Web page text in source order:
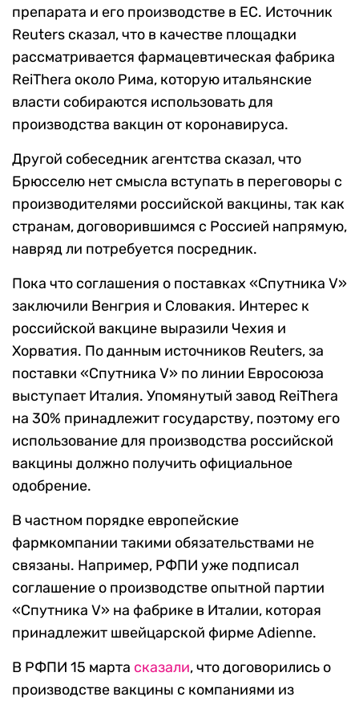
препарата и его производстве в ЕС. Источник
Reuters сказал, что в качестве площадки
рассматривается фармацевтическая фабрика
ReiThera около Рима, которую итальянские
власти собираются использовать для
производства вакцин от коронавируса.
Другой собеседник агентства сказал, что
Брюсселю нет смысла вступать в переговоры с
производителями российской вакцины, так как
странам, договорившимся с Россией напрямую,
навряд ли потребуется посредник.
Пока что соглашения о поставках «Спутника V»
заключили Венгрия и Словакия. Интерес к
российской вакцине выразили Чехия и
Хорватия. По данным источников Reuters, за
поставки «Спутника V» по линии Евросоюза
выступает Италия. Упомянутый завод ReiThera
на 30% принадлежит государству, поэтому его
использование для производства российской
вакцины должно получить официальное
одобрение.
В частном порядке европейские
фармкомпании такими обязательствами не
связаны. Например, РФПИ уже подписал
соглашение о производстве опытной партии
«Спутника V» на фабрике в Италии, которая
принадлежит швейцарской фирме Adienne.
В РФПИ 15 марта сказали, что договорились о
производстве вакцины с компаниями из